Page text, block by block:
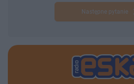
Następne pytanie